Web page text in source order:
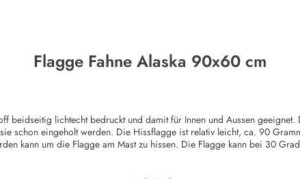
Flagge Fahne Alaska 90x60 cm
beidseitig lichtecht bedruckt und damit für Innen und Aussen
schon eingeholt werden. Die Hissflagge ist relativ leicht, ca. 90
kann um die Flagge am Mast zu hissen. Die Flagge kann bei 30